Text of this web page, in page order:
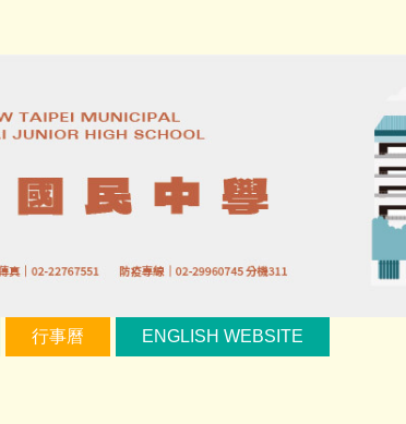
行事曆 ENGLISH WEBSITE